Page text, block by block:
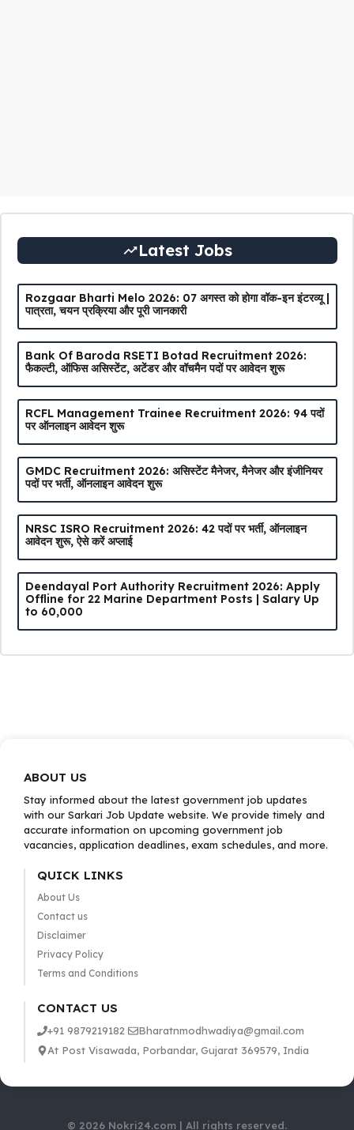
Latest Jobs
Rozgaar Bharti Melo 2026: 07 अगस्त को होगा वॉक-इन इंटरव्यू |
पात्रता, चयन प्रक्रिया और पूरी जानकारी
Bank Of Baroda RSETI Botad Recruitment 2026:
फैकल्टी, ऑफिस असिस्टेंट, अटेंडर और वॉचमैन पदों पर आवेदन शुरू
RCFL Management Trainee Recruitment 2026: 94 पदों
पर ऑनलाइन आवेदन शुरू
GMDC Recruitment 2026: असिस्टेंट मैनेजर, मैनेजर और इंजीनियर
पदों पर भर्ती, ऑनलाइन आवेदन शुरू
NRSC ISRO Recruitment 2026: 42 पदों पर भर्ती, ऑनलाइन
आवेदन शुरू, ऐसे करें अप्लाई
Deendayal Port Authority Recruitment 2026: Apply
Offline for 22 Marine Department Posts | Salary Up
to ₹60,000
ABOUT US
Stay informed about the latest government job updates
with our Sarkari Job Update website. We provide timely and
accurate information on upcoming government job
vacancies, application deadlines, exam schedules, and more.
QUICK LINKS
About Us
Contact us
Disclaimer
Privacy Policy
Terms and Conditions
CONTACT US
+91 9879219182
Bharatnmodhwadiya@gmail.com
At Post Visawada, Porbandar, Gujarat 369579, India
© 2026 Nokri24.com | All rights reserved.